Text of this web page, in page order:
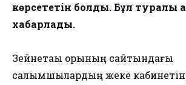
көрсететін болды. Бұл туралы
хабарлады.
Зейнетақы қорының сайтындағы
салымшылардың жеке